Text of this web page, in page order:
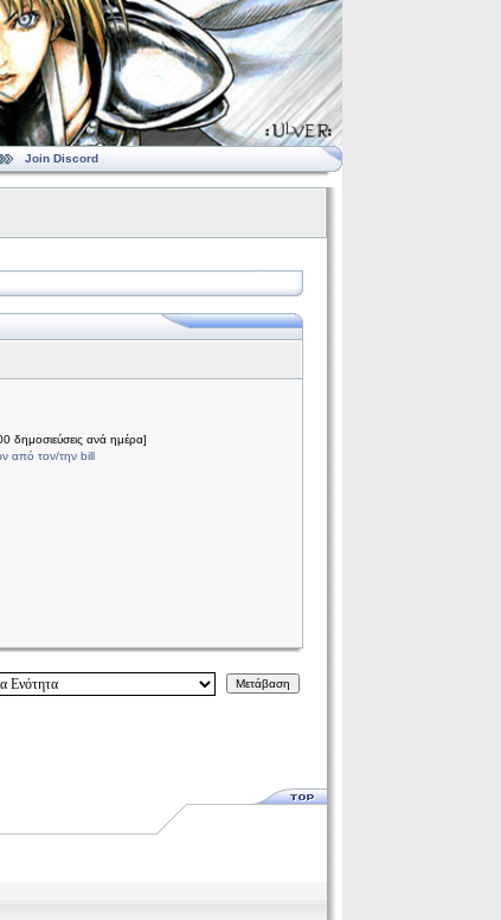
Join Discord
δημοσιεύσεις ανά ημέρα]
από τον/την bill
Μετάβαση